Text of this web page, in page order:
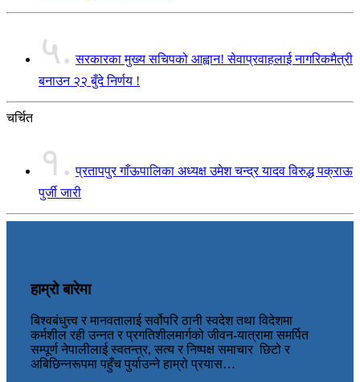
५. सरकारका मुख्य सचिपको आह्वान! सेवाप्रवाहलाई नागरिकमैत्री
बनाउन २२ बुँदे निर्णय !
चर्चित
१. प्रतापपुर गाँऊपालिका अध्यक्ष उमेश चन्द्र यादव विरुद्ध पक्राऊ
पुर्जी जारी
हाम्रो बारेमा
बिश्वबंधुत्त्व र मानवतालाई सर्वोपरि ठानी स्वदेश तथा विदेशमा
कर्मशील रही उन्नत र प्रगतिशीलमार्गको जीवन-यात्रामा समर्पित
सम्पूर्ण नेपालीलाई स्वतन्त्र, सत्य र निष्पक्ष समाचार छिटो र
अबिछिन्नरूपमा पहुँच पुर्याउन्ने हाम्रो प्रयास…